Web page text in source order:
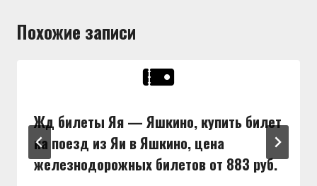
Похожие записи
Жд билеты Яя — Яшкино, купить билет
на поезд из Яи в Яшкино, цена
железнодорожных билетов от 883 руб.